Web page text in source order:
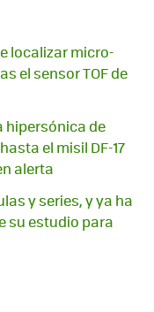
localizar micro-
el sensor TOF de
hipersónica de
el misil DF-17
alerta
y series, y ya ha
su estudio para